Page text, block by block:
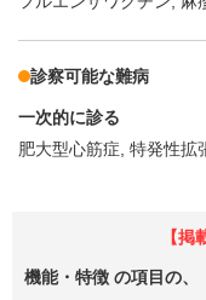
診察可能な難病
一次的に診る
肥大型心筋症 特発性拡
【掲
機能・特徴 の項目の、